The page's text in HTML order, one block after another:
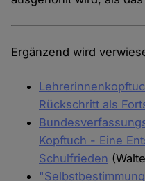
Ergänzend wird
Rückschritt als
Kopftuch - Eine
Schulfrieden